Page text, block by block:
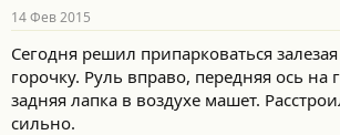
н
с
т
и
:
14 Фев 2015
Сегодня решил припарковаться
горочку. Руль вправо, передняя ось на
задняя лапка в воздухе машет.
сильно.